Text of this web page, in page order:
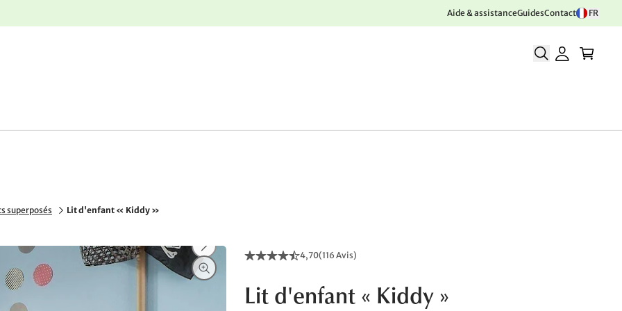
Aide & assistanceGuidesContact FR
superposés Lit d'enfant « Kiddy »
4,70(116 Avis)
Lit d'enfant « Kiddy »